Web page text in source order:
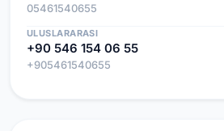
05461540655
ULUSLARARASI
+90 546 154 06 55
+905461540655